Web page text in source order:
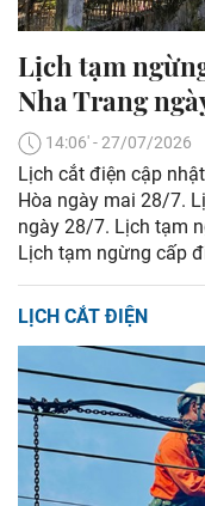
Lịch tạm
Nha Trang
14:06' - 27/07/2026
Lịch cắt điện cập
Hòa ngày mai 28/7.
ngày 28/7. Lịch tạm
Lịch tạm ngừng cấp
LỊCH CẮT ĐIỆN